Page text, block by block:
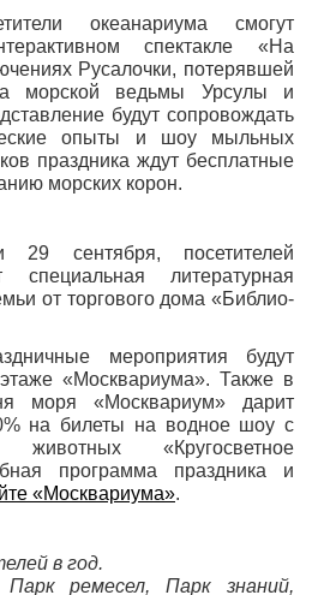
океанариума смогут
спектакле «На
Русалочки, потерявшей
морской ведьмы Урсулы и
будут сопровождать
опыты и шоу мыльных
праздника ждут бесплатные
морских корон.
сентября, посетителей
специальная литературная
от торгового дома «Библио-
мероприятия будут
«Москвариума». Также в
моря «Москвариум» дарит
на билеты на водное шоу с
«Кругосветное
программа праздника и
«Москвариума».
в год.
ремесел, Парк знаний,